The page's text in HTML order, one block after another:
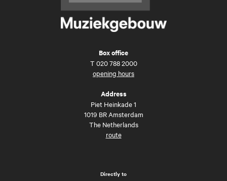
Box office
T 020 788 2000
opening hours
Address
Piet Heinkade 1
1019 BR Amsterdam
The Netherlands
route
Directly to